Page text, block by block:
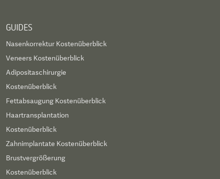
GUIDES
Nasenkorrektur Kostenüberblick
Veneers Kostenüberblick
Adipositaschirurgie
Kostenüberblick
Fettabsaugung Kostenüberblick
Haartransplantation
Kostenüberblick
Zahnimplantate Kostenüberblick
Brustvergrößerung
Kostenüberblick